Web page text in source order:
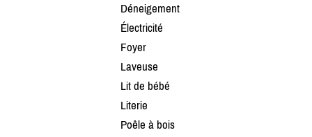
Déneigement
Électricité
Foyer
Laveuse
Lit de bébé
Literie
Poêle à bois